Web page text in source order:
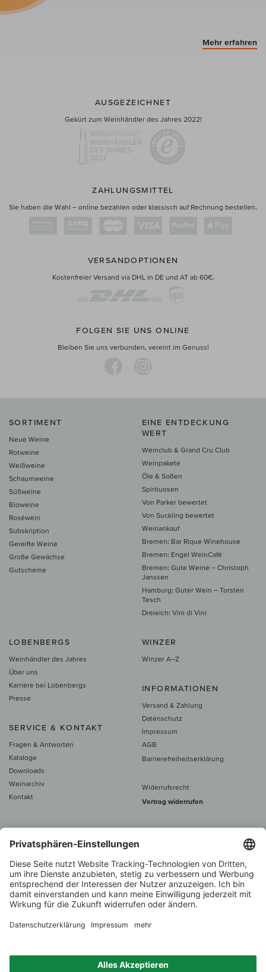
Mehr erfahren
AUSGEZEICHNET
Gekürt zum Weinhändler des Jahres 2022!
ZAHLUNGSMITTEL
Sie haben die Wahl – online bezahlen oder klassisch auf Rechnung bestellen.
VERSANDOPTIONEN
Kostenfreier Versand via DHL in DE und AT ab 60€.
FOLGEN SIE UNS ONLINE
Bleiben Sie uns verbunden, vereint im Genuss!
SORTIMENT
Neue Weine
Rotweine
Weißweine
Schaumweine
Süßweine
Bioweine
Roséwein
Subskription
Gereifte Weine
Große Gewächse
Gutscheine
EINE ENTDECKUNG
WERT
Weinclub & Grand Cru Club
Weinpakete
Öle & Soßen
Spirituosen
Von Parker bewertet
Von Suckling bewertet
Weinankauf
Bremen: Bar Rique Winehouse
Bremen: Engel WeinCafé
Bremen: Gute Weine – Christoph
Janssen
Hamburg: Guter Wein – Torsten
Tesch
Dreieich: Vini di Vini
LOBENBERGS
Weinhändler des Jahres
Über uns
Karriere bei Lobenbergs
Presse
SERVICE & KONTAKT
Fragen & Antworten
Kataloge
Downloads
Weinarchiv
Kontakt
WINZER
Winzer A–Z
INFORMATIONEN
Versand & Zahlung
Datenschutz
Impressum
AGB
Barrierefreiheitserklärung
Widerrufsrecht
Vertrag widerrufen
Alle Preise inkl. MwSt., zzgl. 5 €
60 € versand­kosten­
Beratung unter
1.000 Winzer –
Weinhändler
des Jahres 2022